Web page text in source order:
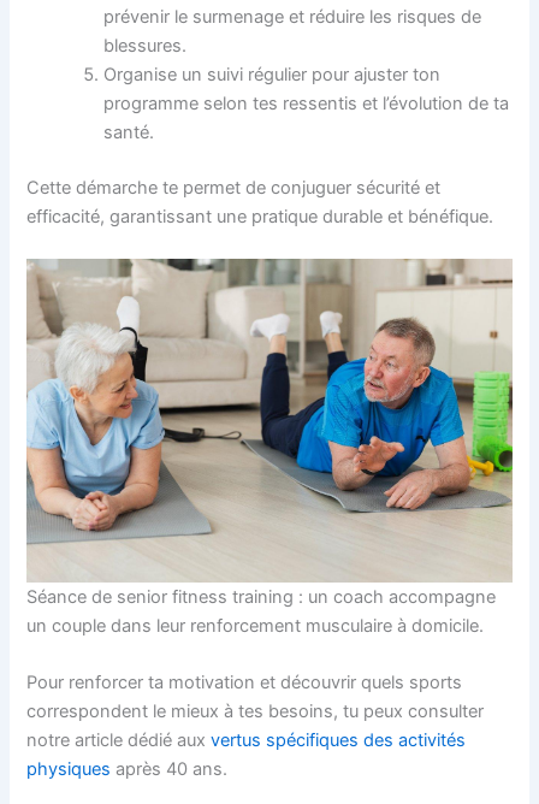
prévenir le surmenage et réduire les risques de
blessures.
Organise un suivi régulier pour ajuster ton
programme selon tes ressentis et l’évolution de ta
santé.
Cette démarche te permet de conjuguer sécurité et
efficacité, garantissant une pratique durable et bénéfique.
Séance de senior fitness training : un coach accompagne
un couple dans leur renforcement musculaire à domicile.
Pour renforcer ta motivation et découvrir quels sports
correspondent le mieux à tes besoins, tu peux consulter
notre article dédié auxvertus spécifiques des activités
physiques après 40 ans.